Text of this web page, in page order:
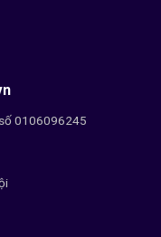
0106096245